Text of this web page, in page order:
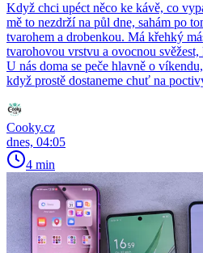
Když chci upéct něco ke kávě, co
mě to nezdrží na půl dne, sahám po
tvarohem a drobenkou. Má křehký
tvarohovou vrstvu a ovocnou
U nás doma se peče hlavně o
když prostě dostaneme chuť na
Cooky.cz
dnes, 04:05
4 min